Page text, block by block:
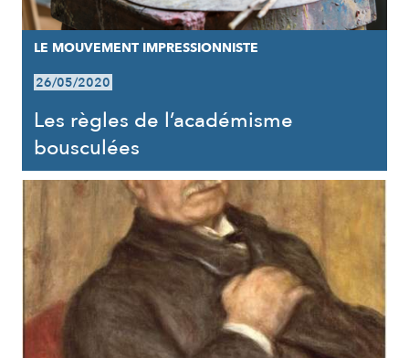
LE MOUVEMENT IMPRESSIONNISTE
26/05/2020
Les règles de l’académisme
bousculées